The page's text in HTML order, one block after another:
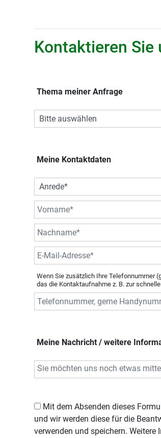
Kontaktieren Sie
Thema meiner Anfrage
Meine Kontaktdaten
Wenn Sie zusätzlich Ihre Telefonnummer
das die Kontaktaufnahme z. B. zur
Meine Nachricht / weitere
und wir werden diese für die
verwenden und speichern.